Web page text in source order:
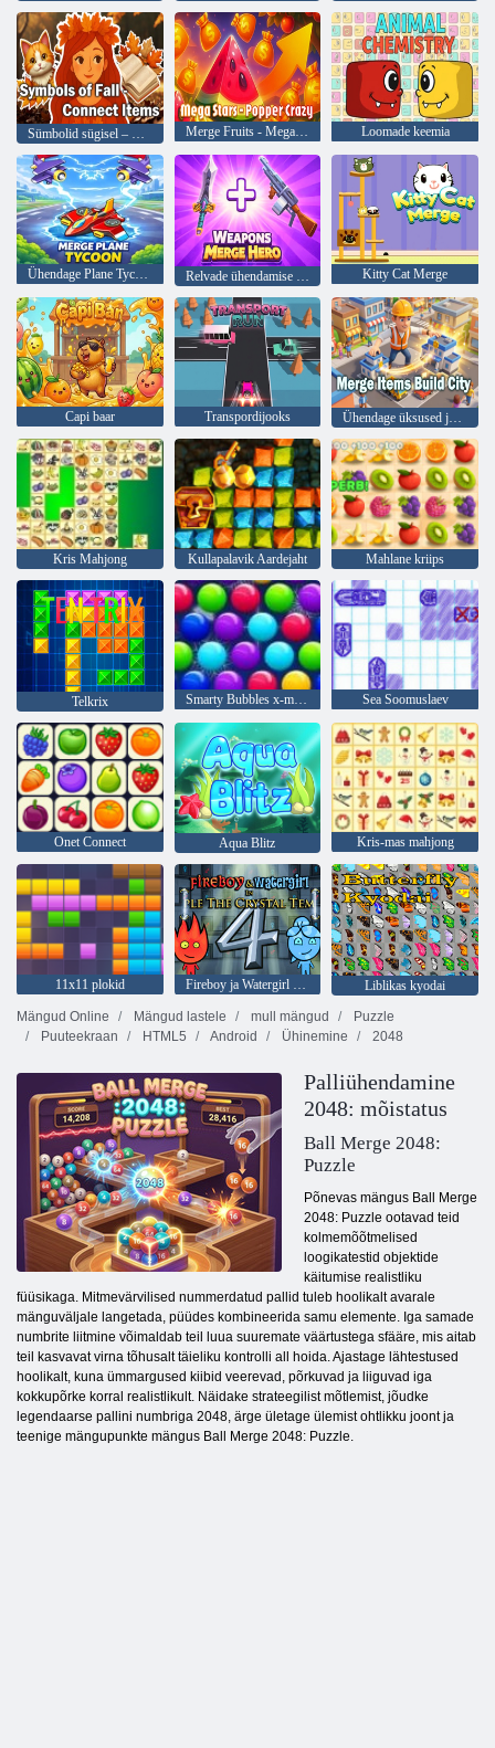
Merge Fruits - Mega Fun Loomade keemia
Ühendage Plane Tycoon Kitty Cat Merge
Capi baar Transpordijooks Ühendage üksused ja ehitage linn
Kris Mahjong Kullapalavik Aardejaht Mahlane kriips
Telkrix Smarty Bubbles x-mas väljaanne Sea Soomuslaev
Onet Connect Aqua Blitz Kris-mas mahjong
11x11 plokid Fireboy ja Watergirl 4: kristalltempel
Liblikas kyodai
Mängud Online
Mängud lastele mull mängud
Puzzle
Puuteekraan
HTML5 Android Ühinemine 2048
Palliühendamine
2048: mõistatus
Ball Merge 2048:
Puzzle
Põnevas mängus Ball Merge
2048: Puzzle ootavad teid
kolmemõõtmelised
loogikatestid objektide
käitumise realistliku
füüsikaga. Mitmevärvilised nummerdatud pallid tuleb hoolikalt avarale
mänguväljale langetada, püüdes kombineerida samu elemente. Iga samade
numbrite liitmine võimaldab teil luua suuremate väärtustega sfääre, mis aitab
teil kasvavat virna tõhusalt täieliku kontrolli all hoida. Ajastage lähtestused
hoolikalt, kuna ümmargused kiibid veerevad, põrkuvad ja liiguvad iga
kokkupõrke korral realistlikult. Näidake strateegilist mõtlemist, jõudke
legendaarse pallini numbriga 2048, ärge ületage ülemist ohtlikku joont ja
teenige mängupunkte mängus Ball Merge 2048: Puzzle.